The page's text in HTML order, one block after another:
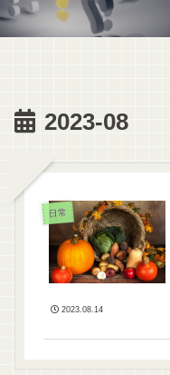
2023-08
日常
2023.08.14